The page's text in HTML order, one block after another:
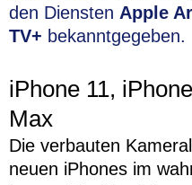
den Diensten Apple
TV+ bekanntgegeben.
iPhone 11,
Max
Die verbauten
neuen iPhones im